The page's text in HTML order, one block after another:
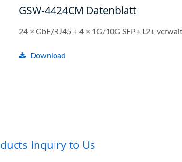
GSW-4424CM Datenblatt
24 × GbE/RJ45 + 4 × 1G/10G SFP+ L2+
Download